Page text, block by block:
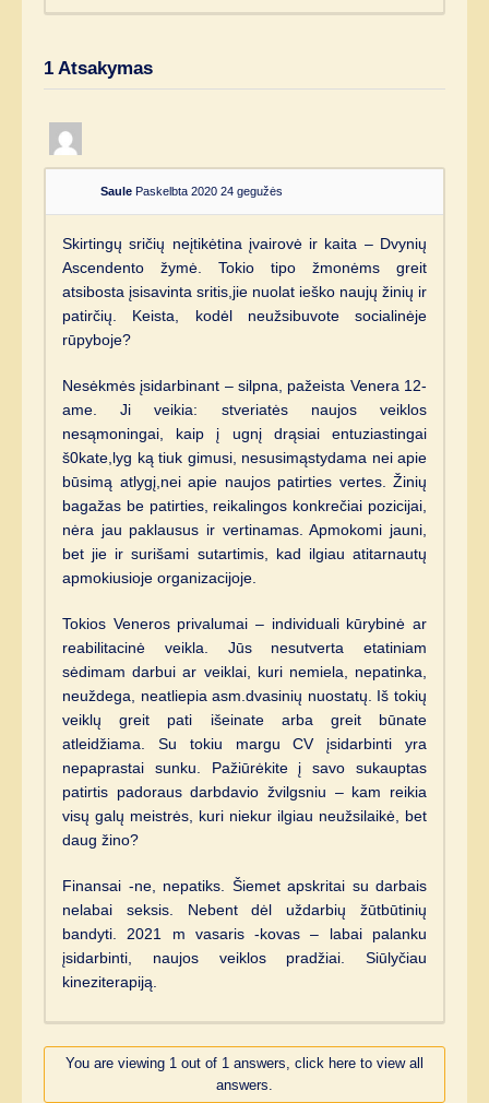
1 Atsakymas
Saule Paskelbta 2020 24 gegužės
Skirtingų sričių neįtikėtina įvairovė ir kaita – Dvynių
Ascendento žymė. Tokio tipo žmonėms greit
atsibosta įsisavinta sritis,jie nuolat ieško naujų žinių ir
patirčių. Keista, kodėl neužsibuvote socialinėje
rūpyboje?
Nesėkmės įsidarbinant – silpna, pažeista Venera 12-
ame. Ji veikia: stveriatės naujos veiklos
nesąmoningai, kaip į ugnį drąsiai entuziastingai
š0kate,lyg ką tiuk gimusi, nesusimąstydama nei apie
būsimą atlygį,nei apie naujos patirties vertes. Žinių
bagažas be patirties, reikalingos konkrečiai pozicijai,
nėra jau paklausus ir vertinamas. Apmokomi jauni,
bet jie ir surišami sutartimis, kad ilgiau atitarnautų
apmokiusioje organizacijoje.
Tokios Veneros privalumai – individuali kūrybinė ar
reabilitacinė veikla. Jūs nesutverta etatiniam
sėdimam darbui ar veiklai, kuri nemiela, nepatinka,
neuždega, neatliepia asm.dvasinių nuostatų. Iš tokių
veiklų greit pati išeinate arba greit būnate
atleidžiama. Su tokiu margu CV įsidarbinti yra
nepaprastai sunku. Pažiūrėkite į savo sukauptas
patirtis padoraus darbdavio žvilgsniu – kam reikia
visų galų meistrės, kuri niekur ilgiau neužsilaikė, bet
daug žino?
Finansai -ne, nepatiks. Šiemet apskritai su darbais
nelabai seksis. Nebent dėl uždarbių žūtbūtinių
bandyti. 2021 m vasaris -kovas – labai palanku
įsidarbinti, naujos veiklos pradžiai. Siūlyčiau
kineziterapiją.
You are viewing 1 out of 1 answers, click here to view all
answers.